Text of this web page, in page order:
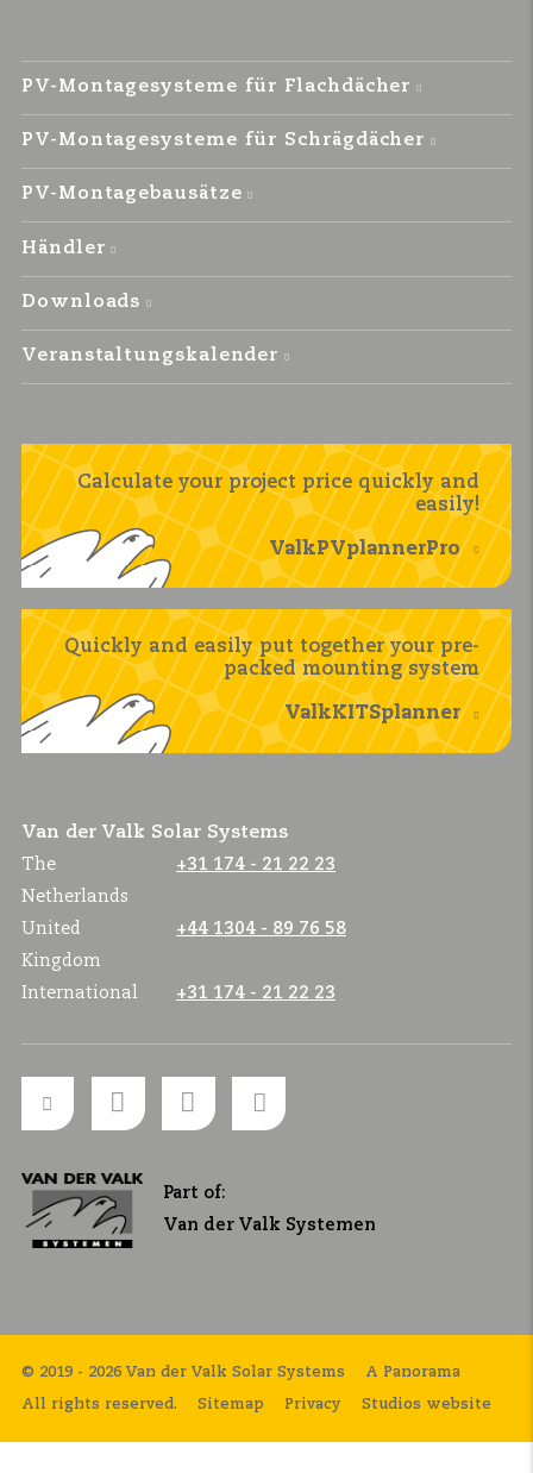
PV-Montagesysteme für Flachdächer
PV-Montagesysteme für Schrägdächer
PV-Montagebausätze
Händler
Downloads
Veranstaltungskalender
Calculate your project price quickly and
easily!
ValkPVplannerPro
Quickly and easily put together your pre-
packed mounting system
ValkKITSplanner
Van der Valk Solar Systems
The
Netherlands
+31 174 - 21 22 23
United
Kingdom
+44 1304 - 89 76 58
International +31 174 - 21 22 23
Part of:
Van der Valk Systemen
© 2019 - 2026 Van der Valk Solar Systems
All rights reserved. Sitemap Privacy
A Panorama
Studios website